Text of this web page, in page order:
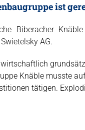
ist
Biberacher
AG.
Knäble musste
tätigen.